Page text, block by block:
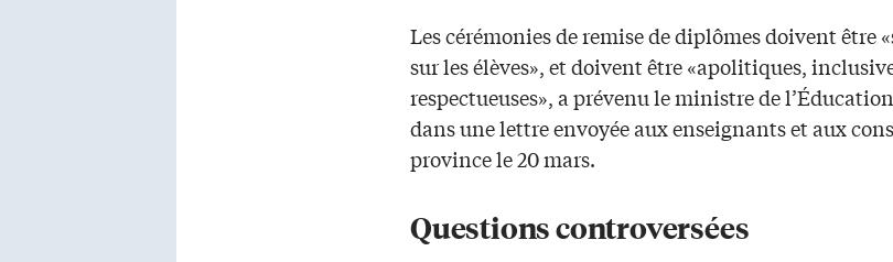
Les cérémonies de remise de diplômes doivent être
sur les élèves», et doivent être «apolitiques,
respectueuses», a prévenu le ministre de
dans une lettre envoyée aux enseignants et aux
province le 20 mars.
Questions controversées